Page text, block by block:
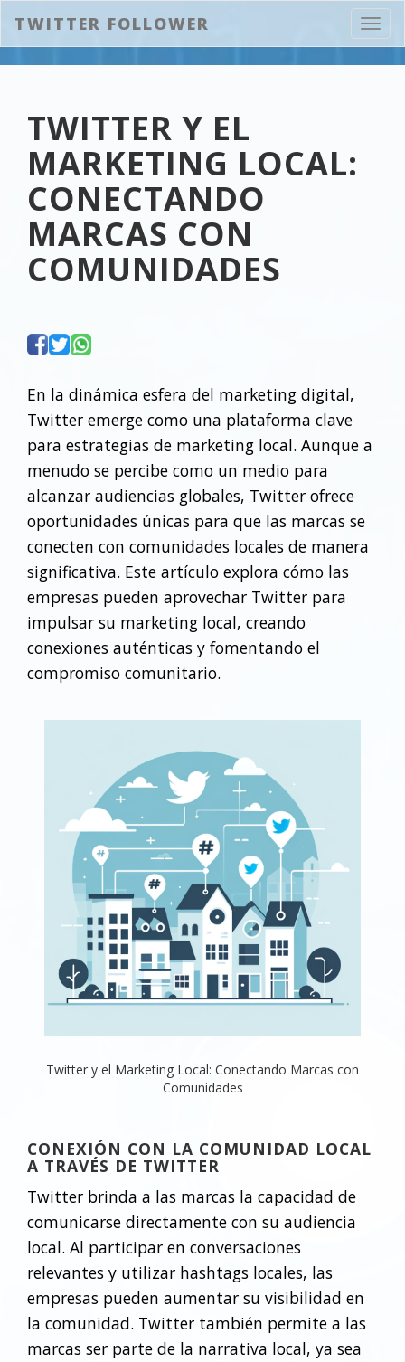
Abrir
TWITTER FOLLOWER
TWITTER Y EL
MARKETING LOCAL:
CONECTANDO
MARCAS CON
COMUNIDADES
En la dinámica esfera del marketing digital,
Twitter emerge como una plataforma clave
para estrategias de marketing local. Aunque a
menudo se percibe como un medio para
alcanzar audiencias globales, Twitter ofrece
oportunidades únicas para que las marcas se
conecten con comunidades locales de manera
significativa. Este artículo explora cómo las
empresas pueden aprovechar Twitter para
impulsar su marketing local, creando
conexiones auténticas y fomentando el
compromiso comunitario.
Twitter y el Marketing Local: Conectando Marcas con
Comunidades
CONEXIÓN CON LA COMUNIDAD LOCAL
A TRAVÉS DE TWITTER
Twitter brinda a las marcas la capacidad de
comunicarse directamente con su audiencia
local. Al participar en conversaciones
relevantes y utilizar hashtags locales, las
empresas pueden aumentar su visibilidad en
la comunidad. Twitter también permite a las
marcas ser parte de la narrativa local, ya sea